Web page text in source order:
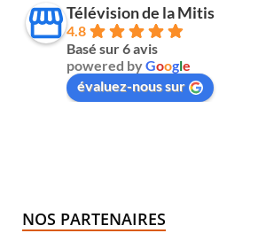
Télévision de la Mitis
4.8
Basé sur 6 avis
powered byGoogle
évaluez-nous sur
NOS PARTENAIRES